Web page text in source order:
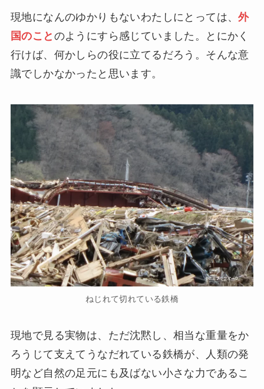
現地になんのゆかりもないわたしにとっては、外
国のこと のようにすら感じていました。とにかく
行けば、何かしらの役に立てるだろう。そんな意
識でしかなかったと思います。
ねじれて切れている鉄橋
現地で見る実物は、ただ沈黙し、相当な重量をか
ろうじて支えてうなだれている鉄橋が、人類の発
明など自然の足元にも及ばない小さな力であるこ